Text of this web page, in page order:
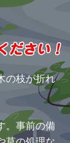
の枝が折れ
。事前の備